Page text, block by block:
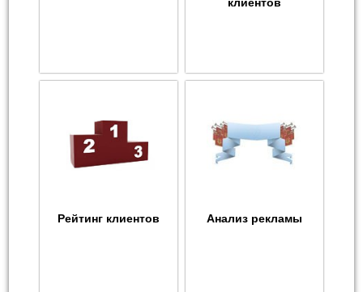
Рейтинг клиентов Анализ рекламы